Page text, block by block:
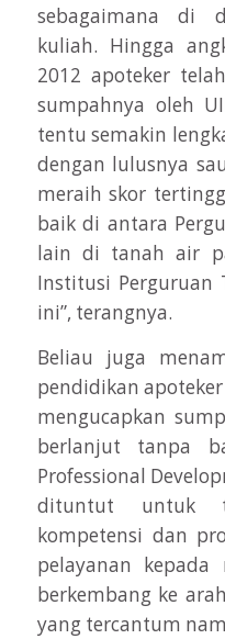
sebagaimana di
kuliah. Hingga
2012 apoteker
sumpahnya oleh
tentu semakin
dengan lulusnya
meraih skor
baik di antara
lain di tanah air
Institusi Perguruan
ini”, terangnya.
Beliau juga
pendidikan
mengucapkan
berlanjut tanpa
Professional
dituntut untuk
kompetensi dan
pelayanan
berkembang ke
yang tercantum